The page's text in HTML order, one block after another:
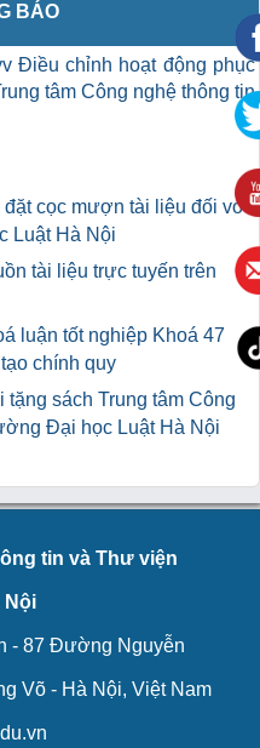
BÁO
Điều chỉnh hoạt động phục
tâm Công nghệ thông tin
đặt cọc mượn tài liệu đối với
Luật Hà Nội
tài liệu trực tuyến trên
luận tốt nghiệp Khoá 47
chính quy
sách Trung tâm Công
Đại học Luật Hà Nội
tin và Thư viện
Nội
- 87 Đường Nguyễn
Võ - Hà Nội, Việt Nam